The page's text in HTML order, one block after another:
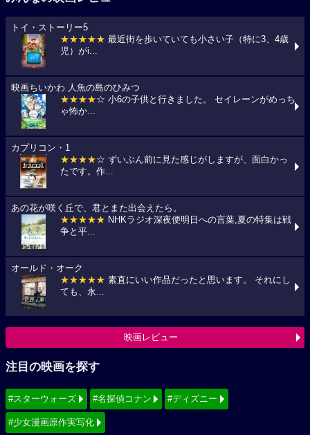
トイ・ストーリー5
★★★★★ 最近街を歩いていても小さい子（特に3、4歳
児）がi...
映画ちいかわ 人魚の島のひみつ
★★★★☆ 小6の子供と行きました。 セイレーンがめっち
ゃ怖か...
カプリコン・1
★★★★☆ ずいぶん前に見た感じがしますが、面白かっ
たです。作...
あの花が咲く丘で、君とまた出会えたら。
★★★★★ NHKラジオ深夜便明日への言葉,夏の特集は戦
争と平...
オールド・オーク
★★★★★ 素直にいい作品だったと思います。 それにし
ても、永...
映画レビュー
注目の映画を探す
#スターウォーズ #名探偵コナン #ディズニー
#少女漫画原作実写化